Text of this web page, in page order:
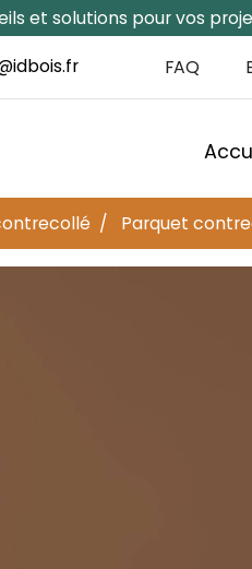
et solutions pour vos
FAQ
Parquet